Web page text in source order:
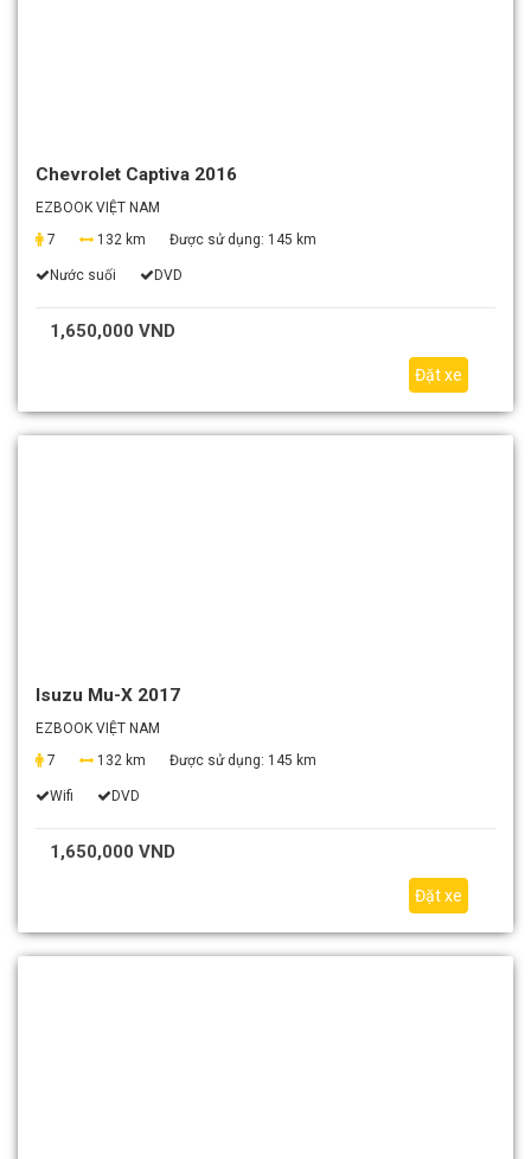
Chevrolet Captiva 2016
EZBOOK VIỆT NAM
7
132 km Được sử dụng: 145 km
Nước suối DVD
1,650,000 VND
Đặt xe
Isuzu Mu-X 2017
EZBOOK VIỆT NAM
7
132 km Được sử dụng: 145 km
Wifi DVD
1,650,000 VND
Đặt xe